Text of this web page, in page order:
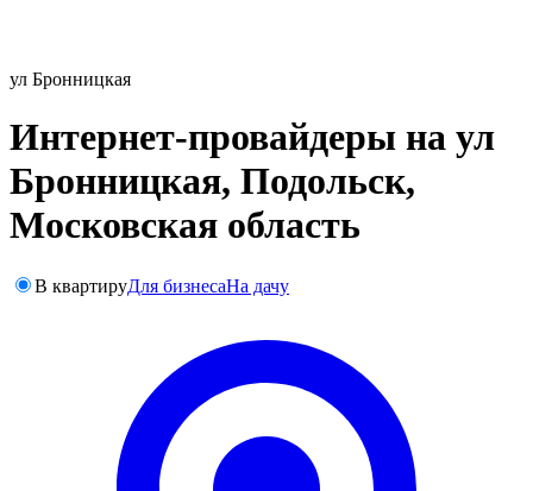
ул Бронницкая
Интернет-провайдеры на ул
Бронницкая, Подольск,
Московская область
В квартируДля бизнесаНа дачу